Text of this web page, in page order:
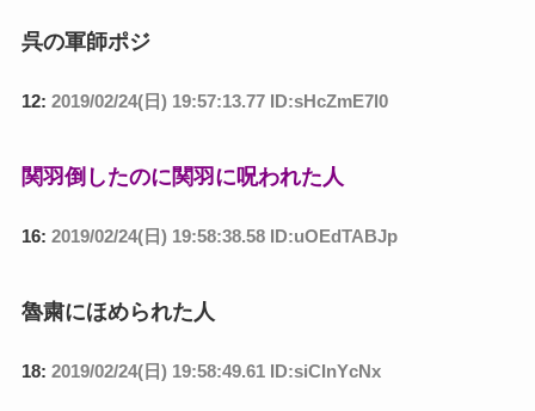
呉の軍師ポジ
12: 2019/02/24(日) 19:57:13.77 ID:sHcZmE7l0
関羽倒したのに関羽に呪われた人
16: 2019/02/24(日) 19:58:38.58 ID:uOEdTABJp
魯粛にほめられた人
18: 2019/02/24(日) 19:58:49.61 ID:siCInYcNx